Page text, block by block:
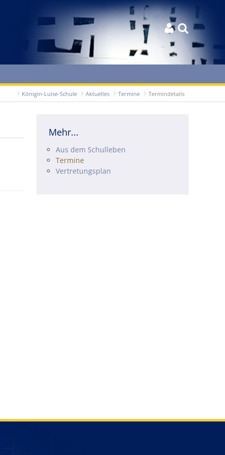
 
Königin-Luise-Schule Aktuelles Termine Termindetails
Mehr...
Navigation überspringen
Aus dem Schulleben
Termine
Vertretungsplan